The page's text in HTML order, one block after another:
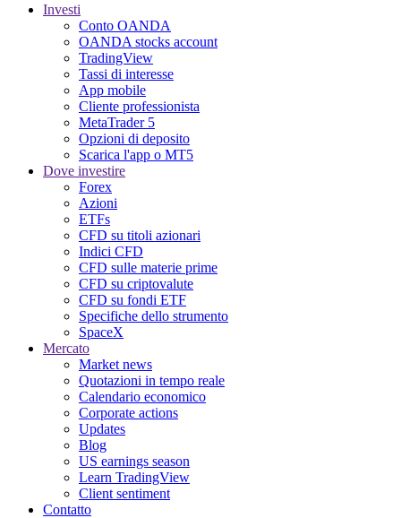
Investi
Conto OANDA
OANDA stocks account
TradingView
Tassi di interesse
App mobile
Cliente professionista
MetaTrader 5
Opzioni di deposito
Scarica l'app o MT5
Dove investire
Forex
Azioni
ETFs
CFD su titoli azionari
Indici CFD
CFD sulle materie prime
CFD su criptovalute
CFD su fondi ETF
Specifiche dello strumento
SpaceX
Mercato
Market news
Quotazioni in tempo reale
Calendario economico
Corporate actions
Updates
Blog
US earnings season
Learn TradingView
Client sentiment
Contatto